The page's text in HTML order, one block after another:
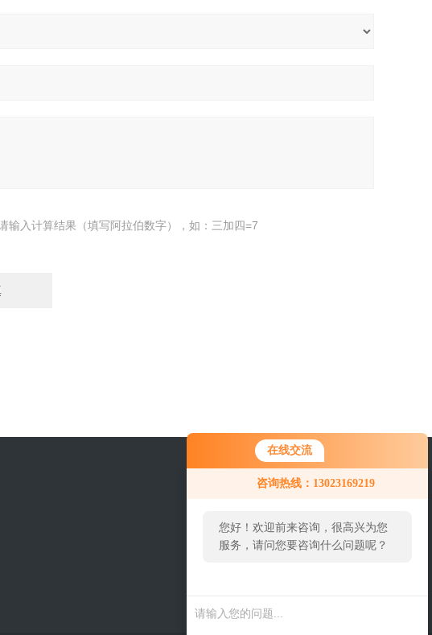
在线交流
咨询热线：13023169219
您好！欢迎前来咨询，很高兴为您
服务，请问您要咨询什么问题呢？
了需求产品，您可以直接在线与我
联系！
输入计算结果（填写阿拉伯数字），如：三加四=7